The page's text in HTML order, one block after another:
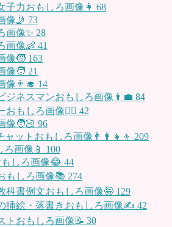
子力おもしろ画像👩 68
像🤳 73
画像✨ 28
画像👶 41
像🧒 163
像🧑 21
像👨‍🎓 14
ジネスマンおもしろ画像👨‍💼 84
おもしろ画像👱‍♀️ 42
像🧑🏻 96
ャットおもしろ画像👨‍👩‍👧‍👦 209
画像📱 100
しろ画像😂 44
もしろ画像📚 274
科書例文おもしろ画像🤪 129
挿絵・落書きおもしろ画像✍️ 42
トおもしろ画像📝 30